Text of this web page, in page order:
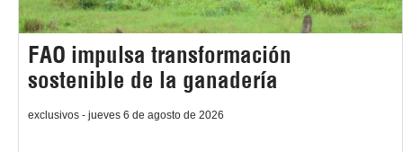
FAO impulsa transformación
sostenible de la ganadería
exclusivos - jueves 6 de agosto de 2026